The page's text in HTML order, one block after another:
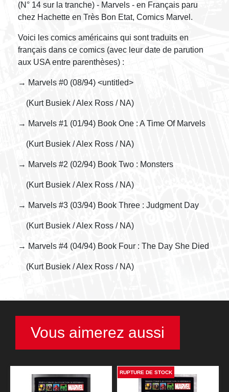
(N° 14 sur la tranche) - Marvels - en Français paru
chez Hachette en Très Bon Etat, Comics Marvel.
Voici les comics américains qui sont traduits en
français dans ce comics (avec leur date de parution
aux USA entre parenthèses) :
→ Marvels #0 (08/94) <untitled>
(Kurt Busiek / Alex Ross / NA)
→ Marvels #1 (01/94) Book One : A Time Of Marvels
(Kurt Busiek / Alex Ross / NA)
→ Marvels #2 (02/94) Book Two : Monsters
(Kurt Busiek / Alex Ross / NA)
→ Marvels #3 (03/94) Book Three : Judgment Day
(Kurt Busiek / Alex Ross / NA)
→ Marvels #4 (04/94) Book Four : The Day She Died
(Kurt Busiek / Alex Ross / NA)
Vous aimerez aussi
RUPTURE DE STOCK